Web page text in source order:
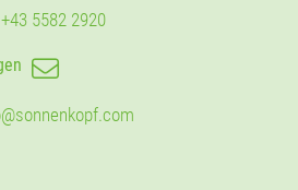
+43 5582 2920